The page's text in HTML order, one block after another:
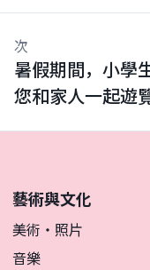
次
暑假期間，小學
您和家人一起遊
藝術與文化
美術・照片
音樂